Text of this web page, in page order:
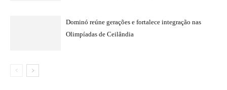
Dominó reúne gerações e fortalece integração nas
Olimpíadas de Ceilândia